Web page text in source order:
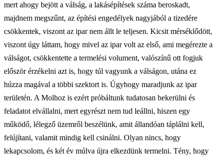
mert ahogy bejött a válság, a lakásépítések száma beroskadt,
majdnem megszűnt, az építési engedélyek nagyjából a tizedére
csökkentek, viszont az ipar nem állt le teljesen. Kicsit mérséklődött,
viszont úgy láttam, hogy mivel az ipar volt az első, ami megérezte a
válságot, csökkentette a termelési volument, valószínű ott fogjuk
először érzékelni azt is, hogy túl vagyunk a válságon, utána ez
húzza magával a többi szektort is. Úgyhogy maradjunk az ipar
területén. A Molhoz is ezért próbáltunk tudatosan bekerülni és
feladatot elvállalni, mert egyrészt nem tud leállni, hiszen egy
működő, lélegző üzemről beszélünk, amit állandóan táplálni kell,
felújítani, valamit mindig kell csinálni. Olyan nincs, hogy
lekapcsolom, és két év múlva újra elkezdünk termelni. Tény, hogy